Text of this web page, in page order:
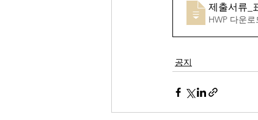
제출서류_
HWP 다운로
공지